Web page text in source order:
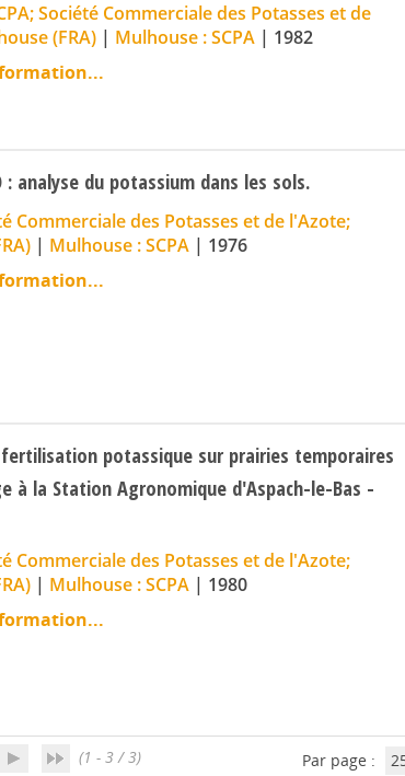
Société Commerciale des Potasses et de
(FRA) | Mulhouse : SCPA| 1982
: analyse du potassium dans les sols.
Commerciale des Potasses et de l'Azote;
| Mulhouse : SCPA| 1976
potassique sur prairies temporaires
à la Station Agronomique d'Aspach-le-Bas -
Commerciale des Potasses et de l'Azote;
| Mulhouse : SCPA| 1980
(1 - 3 / 3) Par page :